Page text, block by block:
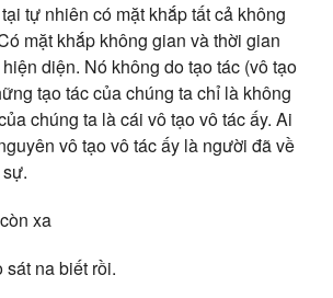
tự nhiên có mặt khắp tất cả không
mặt khắp không gian và thời gian
diện. Nó không do tạo tác (vô tạo
tạo tác của chúng ta chỉ là không
chúng ta là cái vô tạo vô tác ấy. Ai
vô tạo vô tác ấy là người đã về
xa
na biết rồi.